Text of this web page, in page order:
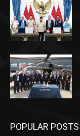
POPULAR POSTS